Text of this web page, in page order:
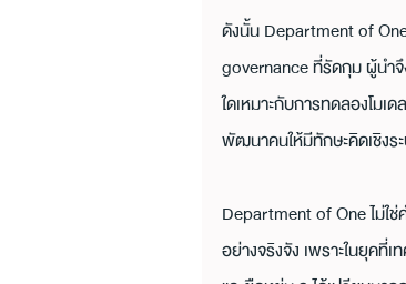
ดังนั้น Department of
governance ที่รัดกุม ผู้นำ
ใดเหมาะกับการทดลองโมเ
พัฒนาคนให้มีทักษะคิดเชิงร
Department of One ไม่ใ
อย่างจริงจัง เพราะในยุคที่